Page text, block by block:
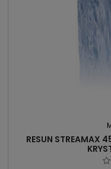
RESUN STREAMAX